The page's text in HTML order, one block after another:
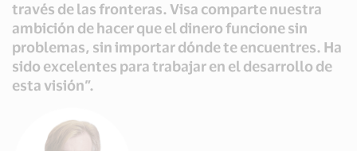
través de las fronteras. Visa comparte nuestra
ambición de hacer que el dinero funcione sin
problemas, sin importar dónde te encuentres. Ha
sido excelentes para trabajar en el desarrollo de
esta visión”.